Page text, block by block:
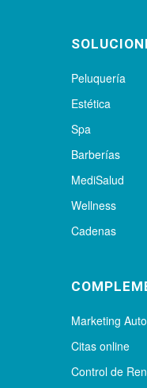
Peluquería
Estética
Spa
Barberías
MediSalud
Wellness
Cadenas
Marketing
Citas online
Control de